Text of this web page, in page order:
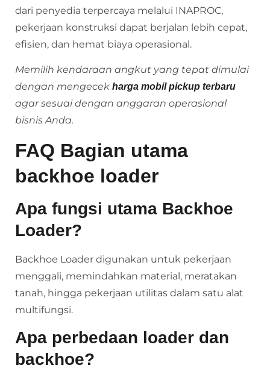
dari penyedia terpercaya melalui INAPROC,
pekerjaan konstruksi dapat berjalan lebih cepat,
efisien, dan hemat biaya operasional.
Memilih kendaraan angkut yang tepat dimulai
dengan mengecek harga mobil pickup terbaru
agar sesuai dengan anggaran operasional
bisnis Anda.
FAQ Bagian utama
backhoe loader
Apa fungsi utama Backhoe
Loader?
Backhoe Loader digunakan untuk pekerjaan
menggali, memindahkan material, meratakan
tanah, hingga pekerjaan utilitas dalam satu alat
multifungsi.
Apa perbedaan loader dan
backhoe?